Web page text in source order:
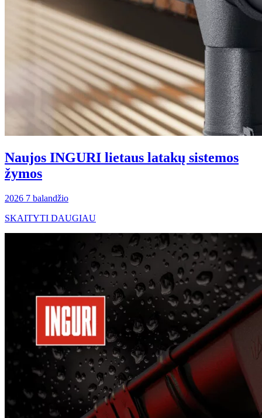
Naujos INGURI lietaus latakų sistemos
žymos
2026 7 balandžio
SKAITYTI DAUGIAU